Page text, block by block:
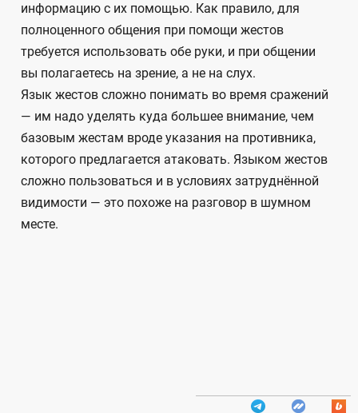
информацию с их помощью. Как правило, для
полноценного общения при помощи жестов
требуется использовать обе руки, и при общении
вы полагаетесь на зрение, а не на слух.
Язык жестов сложно понимать во время сражений
— им надо уделять куда большее внимание, чем
базовым жестам вроде указания на противника,
которого предлагается атаковать. Языком жестов
сложно пользоваться и в условиях затруднённой
видимости — это похоже на разговор в шумном
месте.